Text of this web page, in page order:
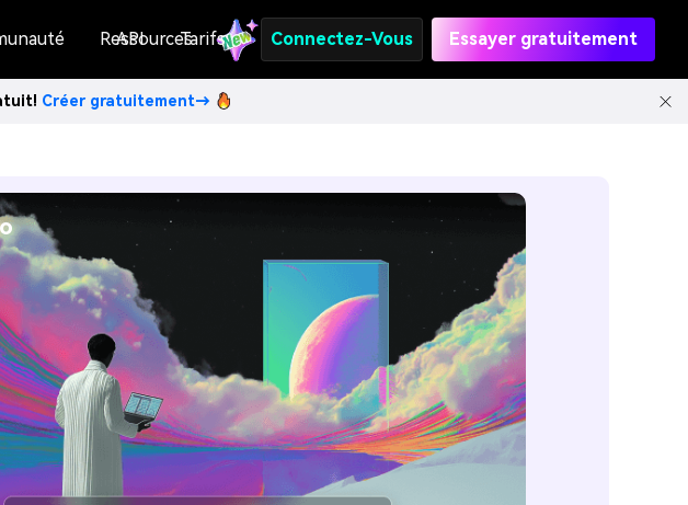
Ressources
API Tarifs Connectez-Vous Essayer gratuitement
Créer gratuitement→